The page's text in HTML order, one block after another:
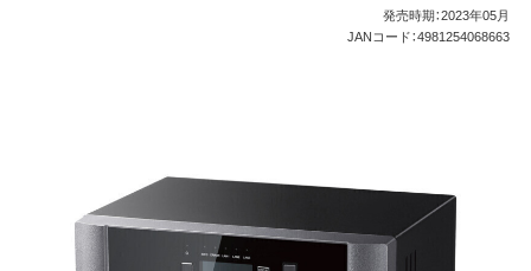
発売時期：2023年05月
JANコード：4981254068663